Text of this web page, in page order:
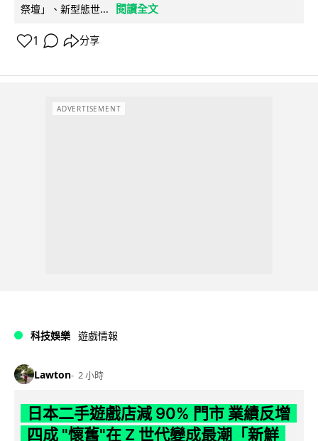
祭壇」、新型態世...
閱讀全文
1 分享
ADVERTISEMENT
科技娛樂 遊戲情報
Lawton 2 小時
日本二手遊戲店減 90% 門市 業績反增
四成 "懷舊"在 Z 世代變成最潮「新鮮